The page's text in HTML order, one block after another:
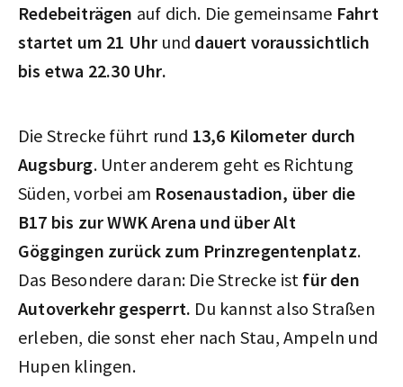
Redebeiträgen auf dich. Die gemeinsame Fahrt
startet um 21 Uhr und dauert voraussichtlich
bis etwa 22.30 Uhr.
Die Strecke führt rund 13,6 Kilometer durch
Augsburg. Unter anderem geht es Richtung
Süden, vorbei am Rosenaustadion, über die
B17 bis zur WWK Arena und über Alt
Göggingen zurück zum Prinzregentenplatz.
Das Besondere daran: Die Strecke ist für den
Autoverkehr gesperrt. Du kannst also Straßen
erleben, die sonst eher nach Stau, Ampeln und
Hupen klingen.